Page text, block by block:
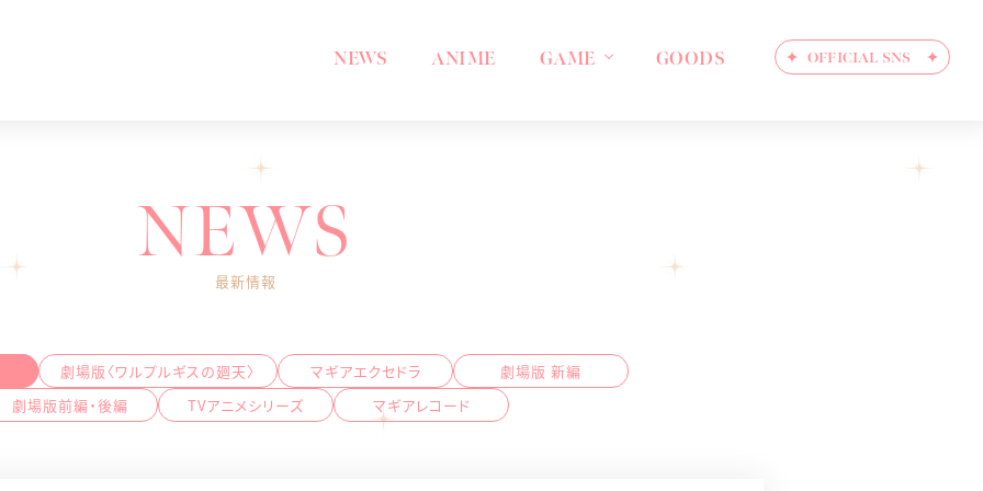
NEWS ANIME GAME GOODS OFFICIAL SNS
NEWS
最新情報
劇場版〈ワルプルギスの廻天〉 マギアエクセドラ
劇場版 新編
劇場版前編・後編
TVアニメシリーズ マギアレコード